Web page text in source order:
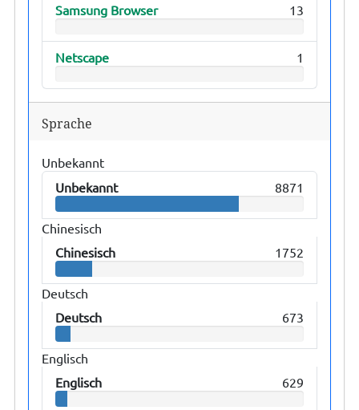
Samsung Browser 13
Netscape 1
Sprache
Unbekannt
Unbekannt
8871
Chinesisch
Chinesisch
1752
Deutsch
Deutsch
673
Englisch
Englisch
629